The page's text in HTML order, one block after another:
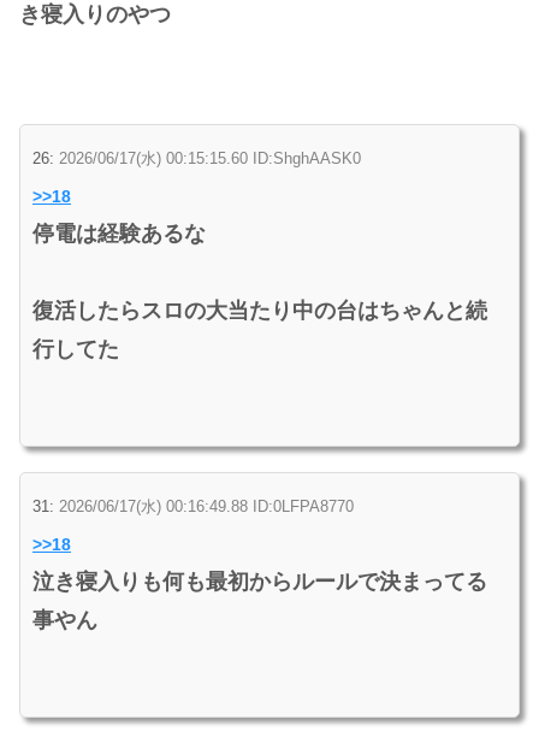
き寝入りのやつ
26: 2026/06/17(水) 00:15:15.60 ID:ShghAASK0
>>18
停電は経験あるな
復活したらスロの大当たり中の台はちゃんと続
行してた
31: 2026/06/17(水) 00:16:49.88 ID:0LFPA8770
>>18
泣き寝入りも何も最初からルールで決まってる
事やん